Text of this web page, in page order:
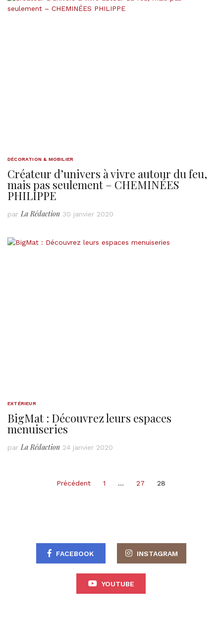
DÉCORATION & MOBILIER
Créateur d’univers à vivre autour du feu,
mais pas seulement – CHEMINÉES
PHILIPPE
par La Rédaction 30 janvier 2020
EXTÉRIEUR
BigMat : Découvrez leurs espaces
menuiseries
par La Rédaction 24 janvier 2020
PaginationPrécédent 1 … 27 28
FACEBOOK INSTAGRAM
YOUTUBE